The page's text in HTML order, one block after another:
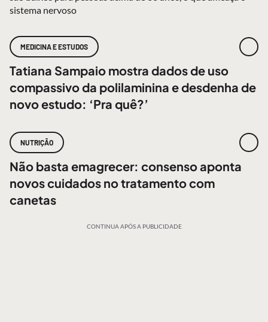
sistema nervoso
MEDICINA E ESTUDOS
Tatiana Sampaio mostra dados de uso
compassivo da polilaminina e desdenha de
novo estudo: ‘Pra quê?’
NUTRIÇÃO
Não basta emagrecer: consenso aponta
novos cuidados no tratamento com
canetas
CONTINUA APÓS A PUBLICIDADE